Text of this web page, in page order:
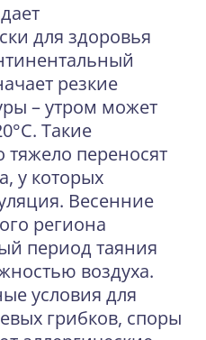
для здоровья
резкие
– утром может
Такие
переносят
у которых
Весенние
региона
период таяния
воздуха.
условия для
грибков, споры